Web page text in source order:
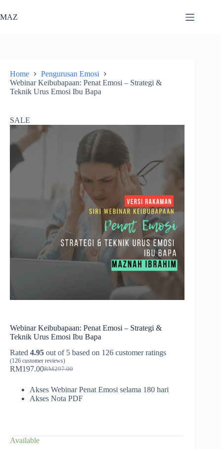
to
content
MAZ
Home
Pengurusan Emosi
Webinar Keibubapaan: Penat Emosi – Strategi &
Teknik Urus Emosi Ibu Bapa
SALE
Webinar Keibubapaan: Penat Emosi – Strategi &
Teknik Urus Emosi Ibu Bapa
Rated 4.95 out of 5 based on 126 customer ratings
(126 customer reviews)
RM297.00
Original
was:
RM297.00.
RM197.00Current
is:
RM197.00.
Akses Webinar Penat Emosi selama 180 hari
Akses Nota PDF
Available